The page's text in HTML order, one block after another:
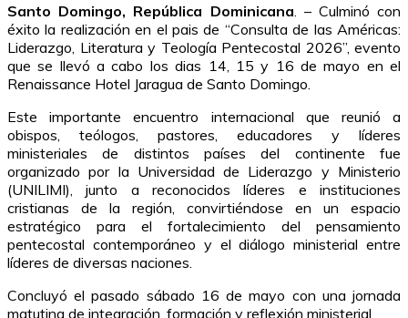
Santo Domingo, República Dominicana . – Culminó con
éxito la realización en el pais de “Consulta de las Américas:
Liderazgo, Literatura y Teología Pentecostal 2026”, evento
que se llevó a cabo los dias 14, 15 y 16 de mayo en el
Renaissance Hotel Jaragua de Santo Domingo.
Este importante encuentro internacional que reunió a
obispos, teólogos, pastores, educadores y líderes
ministeriales de distintos países del continente fue
organizado por la Universidad de Liderazgo y Ministerio
(UNILIMI), junto a reconocidos líderes e instituciones
cristianas de la región, convirtiéndose en un espacio
estratégico para el fortalecimiento del pensamiento
pentecostal contemporáneo y el diálogo ministerial entre
líderes de diversas naciones.
Concluyó el pasado sábado 16 de mayo con una jornada
matutina de integración, formación y reflexión ministerial.